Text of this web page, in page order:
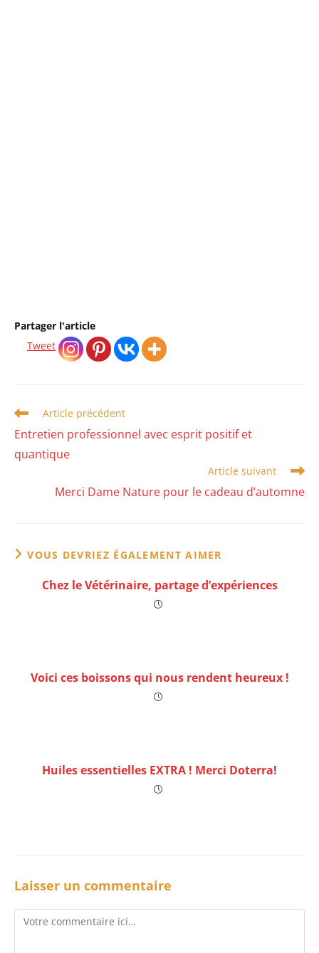
Partager l'article
Tweet
Read
articles
Article précédent
Entretien professionnel avec esprit positif et
quantique
Article suivant
Merci Dame Nature pour le cadeau d’automne
VOUS DEVRIEZ ÉGALEMENT AIMER
Chez le Vétérinaire, partage d’expériences
Voici ces boissons qui nous rendent heureux !
Huiles essentielles EXTRA ! Merci Doterra!
Laisser un commentaire
Comment